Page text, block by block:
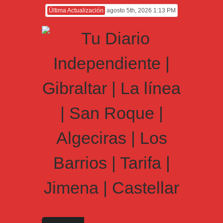
Última Actualización agosto 5th, 2026 1:13 PM